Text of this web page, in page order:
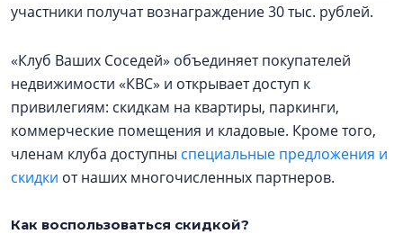
участники получат вознаграждение 30 тыс. рублей.
«Клуб Ваших Соседей» объединяет покупателей
недвижимости «КВС» и открывает доступ к
привилегиям: скидкам на квартиры, паркинги,
коммерческие помещения и кладовые. Кроме того,
членам клуба доступны специальные предложения и
скидки от наших многочисленных партнеров.
Как воспользоваться скидкой?